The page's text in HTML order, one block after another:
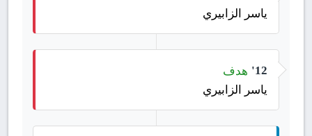
ياسر الزابيري
12'
هدف
ياسر الزابيري